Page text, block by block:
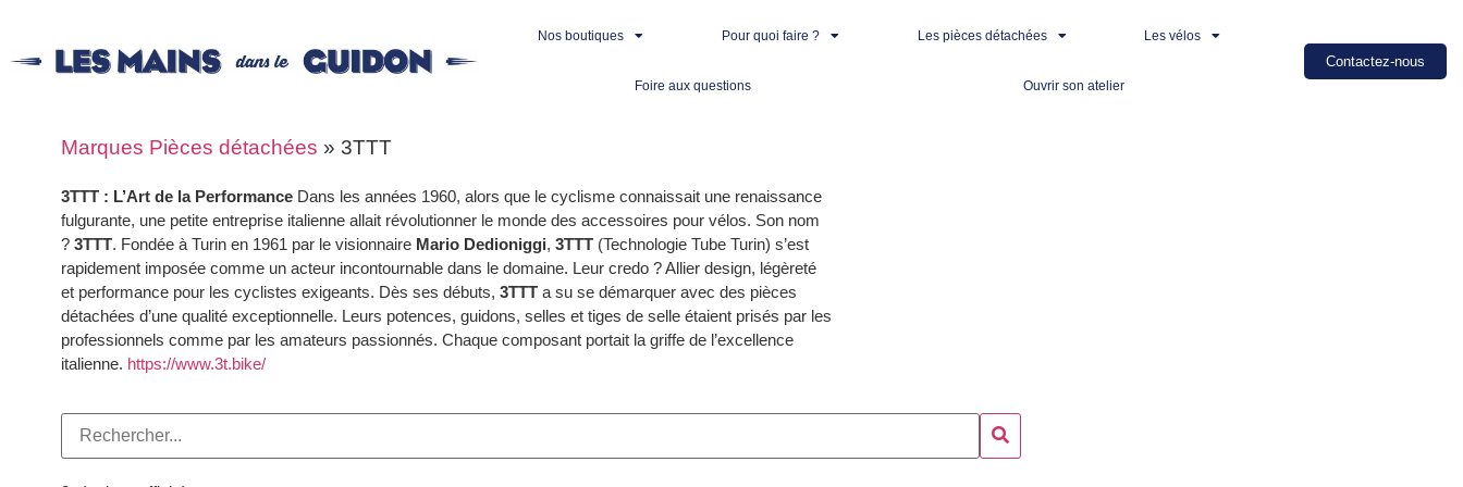
Nos boutiques Pour quoi faire ? Les pièces détachées Les vélos
Foire aux questions Ouvrir son atelier
Contactez-nous
Marques Pièces détachées » 3TTT
3TTT : L’Art de la PerformanceDans les années 1960, alors que le cyclisme connaissait une renaissance
fulgurante, une petite entreprise italienne allait révolutionner le monde des accessoires pour vélos. Son nom
? 3TTT. Fondée à Turin en 1961 par le visionnaire Mario Dedioniggi, 3TTT(Technologie Tube Turin) s’est
rapidement imposée comme un acteur incontournable dans le domaine. Leur credo ? Allier design, légèreté
et performance pour les cyclistes exigeants. Dès ses débuts, 3TTTa su se démarquer avec des pièces
détachées d’une qualité exceptionnelle. Leurs potences, guidons, selles et tiges de selle étaient prisés par les
professionnels comme par les amateurs passionnés. Chaque composant portait la griffe de l’excellence
italienne. https://www.3t.bike/